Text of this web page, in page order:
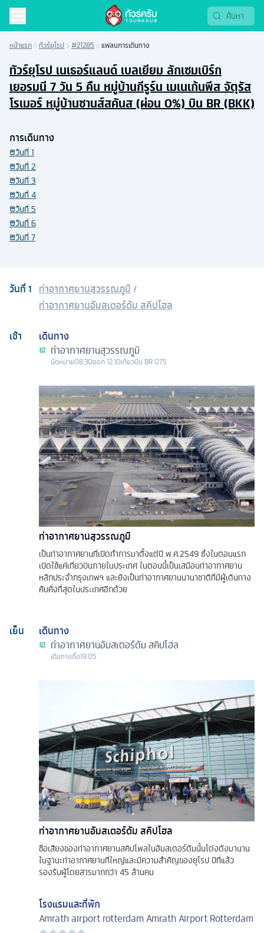
หน้าแรก ทัวร์ยุโรป #21285 แพลนการเดินทาง
ทัวร์ยุโรป เนเธอร์แลนด์ เบลเยียม ลักเซมเบิร์ก
เยอรมนี 7 วัน 5 คืน หมู่บ้านกีรูร์น เมเนเก้นพีส จัตุรัส
โรเมอร์ หมู่บ้านซานส์สคันส (ผ่อน 0%) บิน BR (BKK)
วันที่1 ท่าอากาศยานสุวรรณภูมิ /
ท่าอากาศยานอัมสเตอร์ดัม สคิปโฮล
เช้า
เดินทาง
ท่าอากาศยานสุวรรณภูมิ
นัดหมาย08.30ออก12.10เที่ยวบิน BR 075
ท่าอากาศยานสุวรรณภูมิ
เป็นท่าอากาศยานที่เปิดทำการมาตั้งแต่ปี พ.ศ.2549 ซึ่งในตอนแรก
เปิดใช้แค่เที่ยวบินภายในประเทศ ในตอนนี้เป็นเสมือนท่าอากาศยาน
หลักประจำกรุงเทพฯ และยังเป็นท่าอากาศยานนานาชาติที่มีผู้เดินทาง
คับคั่งที่สุดในประเทศอีกด้วย
เย็น
เดินทาง
ท่าอากาศยานอัมสเตอร์ดัม สคิปโฮล
เดินทางถึง19.05
ท่าอากาศยานอัมสเตอร์ดัม สคิปโฮล
ชื่อเสียงของท่าอากาศยานสคิปโพลในอัมสเตอร์ดัมนั้นโด่งดังมานาน
ในฐานะท่าอากาศยานที่ใหญ่และมีความสำคัญของยุโรป ปีที่แล้ว
รองรับผู้โดยสารมากกว่า 45 ล้านคน
โรงแรมและที่พัก
Amrath airport rotterdamAmrath Airport Rotterdam
การเดินทาง
วันที่ 1
วันที่ 2
วันที่ 3
วันที่ 4
วันที่ 5
วันที่ 6
วันที่ 7